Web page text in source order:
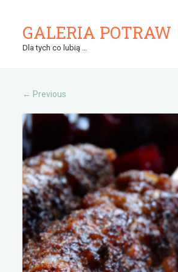
GALERIA POTRAW
Dla tych co lubią …
← Previous